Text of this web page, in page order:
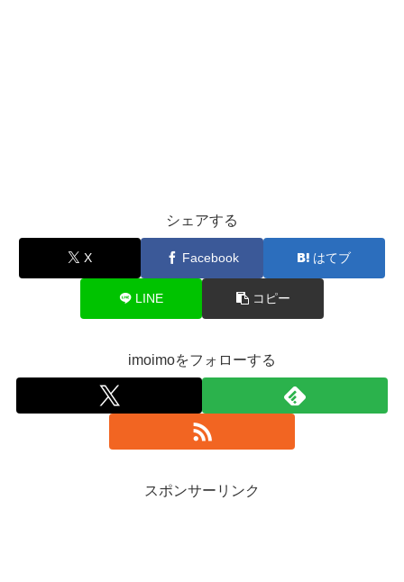
シェアする
X Facebook はてブ
LINE コピー
imoimoをフォローする
スポンサーリンク